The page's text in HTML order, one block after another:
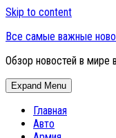
Skip to content
Все самые важные
Обзор новостей в мире
Expand Menu
Главная
Авто